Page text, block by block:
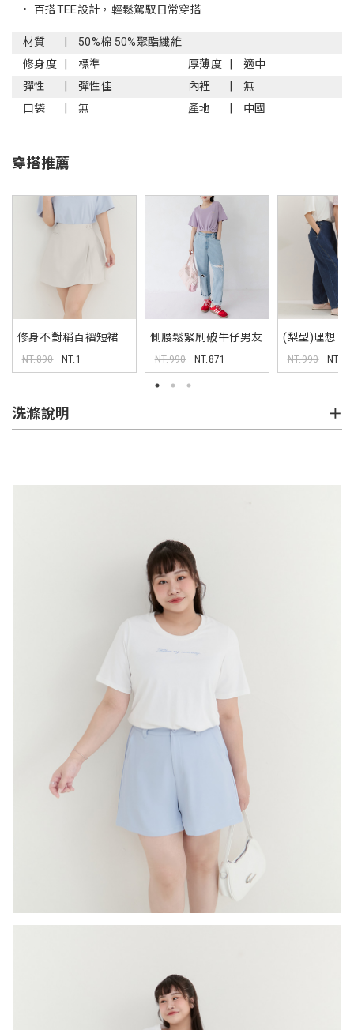
• 百搭TEE設計，輕鬆駕馭日常穿搭
材質
50%棉 50%聚酯纖維
修身度
標準 厚薄度
適中
彈性
彈性佳 內裡
無
口袋
無 產地 中國
穿搭推薦
修身不對稱百褶短裙
MISS
NT.890 NT.1
側腰鬆緊刷破牛仔男友
褲 中大尺碼褲子
NT.990 NT.871
(梨型)理想百
牛仔褲
NT.990 NT.1
洗滌說明